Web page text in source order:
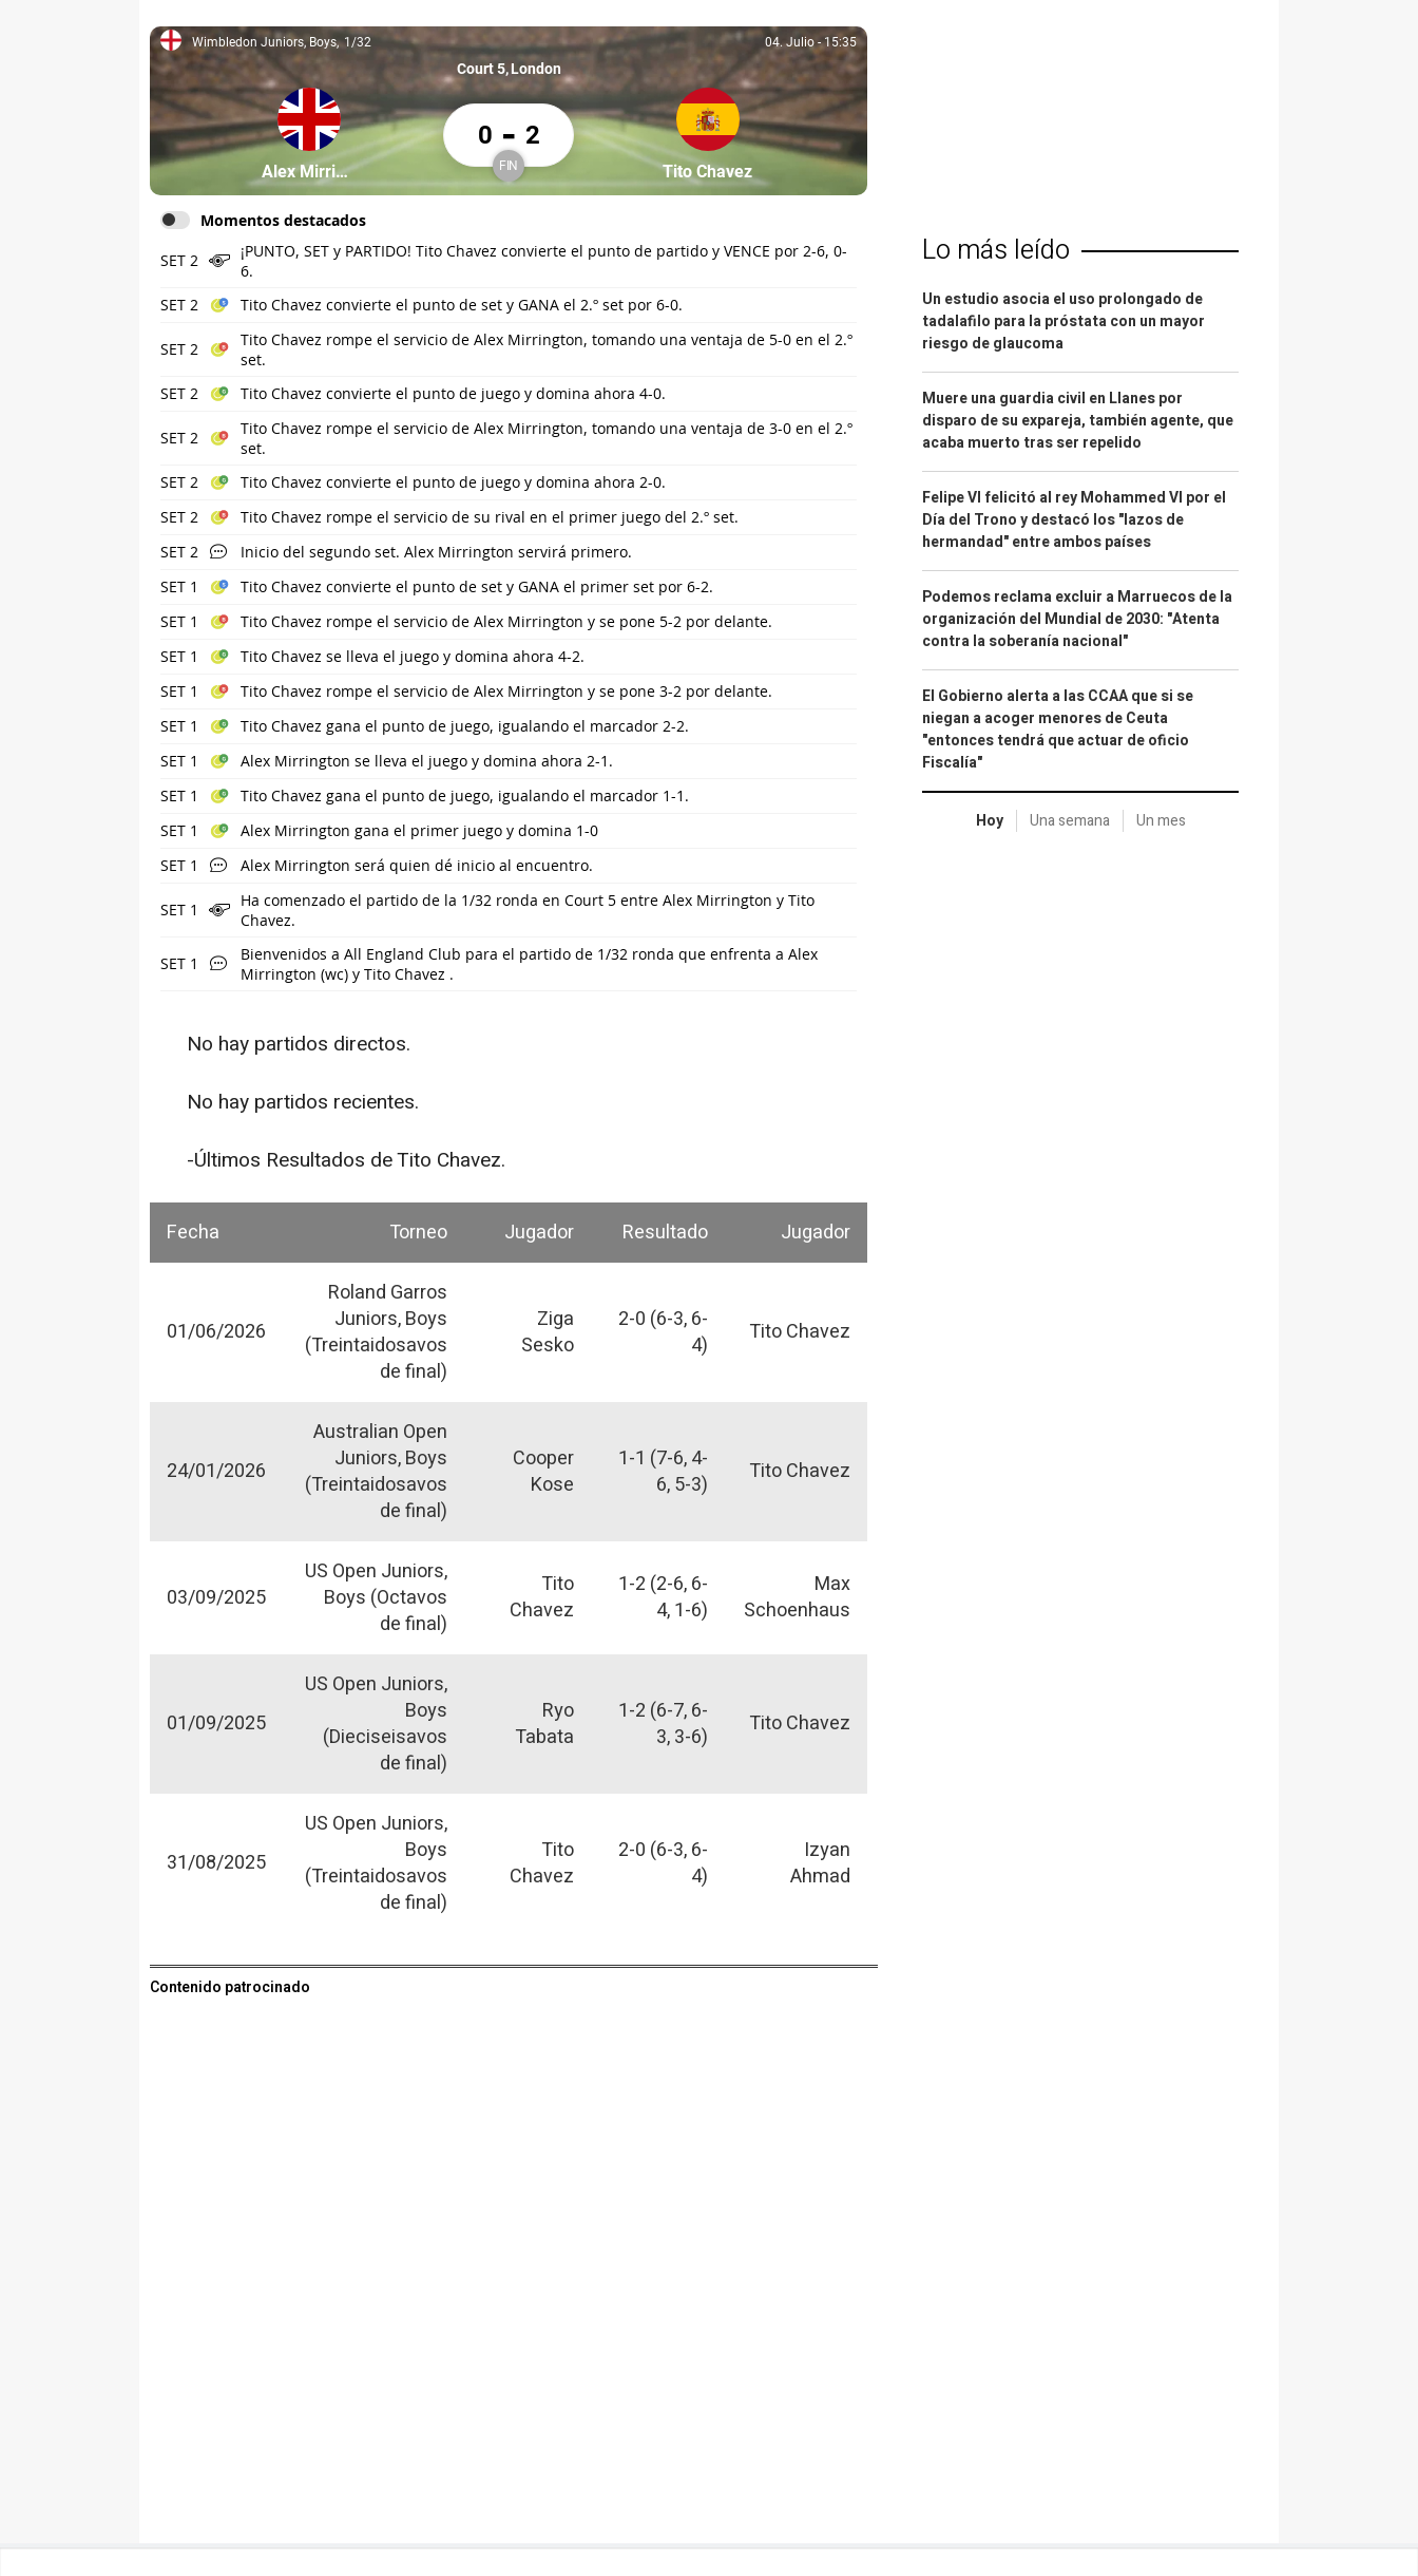
Wimbledon Juniors, Boys, 1/32
Wimbledon Juniors, Boys 1/32 04. Julio, 15:35
04. Julio -15:35
Court 5 London
Partícipe: Alex Mirrington
Alex Mirrington
Alex Mirrington 0 Tito Chavez 2
0 - 2
Finalizado
FIN Partícipe: Tito Chavez
Tito Chavez
Momentos destacados
SET 2
¡PUNTO, SET y PARTIDO! Tito Chavez convierte el punto de partido y VENCE por 2-6, 0-
6.
SET 2
Tito Chavez convierte el punto de set y GANA el 2.º set por 6-0.
SET 2
Tito Chavez rompe el servicio de Alex Mirrington, tomando una ventaja de 5-0 en el 2.º
set.
SET 2
Tito Chavez convierte el punto de juego y domina ahora 4-0.
SET 2
Tito Chavez rompe el servicio de Alex Mirrington, tomando una ventaja de 3-0 en el 2.º
set.
SET 2
Tito Chavez convierte el punto de juego y domina ahora 2-0.
SET 2
Tito Chavez rompe el servicio de su rival en el primer juego del 2.º set.
SET 2
Inicio del segundo set. Alex Mirrington servirá primero.
SET 1
Tito Chavez convierte el punto de set y GANA el primer set por 6-2.
SET 1
Tito Chavez rompe el servicio de Alex Mirrington y se pone 5-2 por delante.
SET 1
Tito Chavez se lleva el juego y domina ahora 4-2.
SET 1
Tito Chavez rompe el servicio de Alex Mirrington y se pone 3-2 por delante.
SET 1
Tito Chavez gana el punto de juego, igualando el marcador 2-2.
SET 1
Alex Mirrington se lleva el juego y domina ahora 2-1.
SET 1
Tito Chavez gana el punto de juego, igualando el marcador 1-1.
SET 1
Alex Mirrington gana el primer juego y domina 1-0
SET 1
Alex Mirrington será quien dé inicio al encuentro.
SET 1
Ha comenzado el partido de la 1/32 ronda en Court 5 entre Alex Mirrington y Tito
Chavez.
SET 1
Bienvenidos a All England Club para el partido de 1/32 ronda que enfrenta a Alex
Mirrington (wc) y Tito Chavez .
No hay partidos directos.
No hay partidos recientes.
-Últimos Resultados de Tito Chavez.
Fecha Torneo Jugador Resultado Jugador
01/06/2026
Roland Garros
Juniors, Boys
(Treintaidosavos
de final)
Ziga
Sesko
2-0 (6-3, 6-
4)
Tito Chavez
24/01/2026
Australian Open
Juniors, Boys
(Treintaidosavos
de final)
Cooper
Kose
1-1 (7-6, 4-
6, 5-3)
Tito Chavez
03/09/2025
US Open Juniors,
Boys (Octavos
de final)
Tito
Chavez
1-2 (2-6, 6-
4, 1-6)
Max
Schoenhaus
01/09/2025
US Open Juniors,
Boys
(Dieciseisavos
de final)
Ryo
Tabata
1-2 (6-7, 6-
3, 3-6)
Tito Chavez
31/08/2025
US Open Juniors,
Boys
(Treintaidosavos
de final)
Tito
Chavez
2-0 (6-3, 6-
4)
Izyan
Ahmad
Contenido patrocinado
Lo más leído
Un estudio asocia el uso prolongado de
tadalafilo para la próstata con un mayor
riesgo de glaucoma
Muere una guardia civil en Llanes por
disparo de su expareja, también agente, que
acaba muerto tras ser repelido
Felipe VI felicitó al rey Mohammed VI por el
Día del Trono y destacó los "lazos de
hermandad" entre ambos países
Podemos reclama excluir a Marruecos de la
organización del Mundial de 2030: "Atenta
contra la soberanía nacional"
El Gobierno alerta a las CCAA que si se
niegan a acoger menores de Ceuta
"entonces tendrá que actuar de oficio
Fiscalía"
Hoy Una semana Un mes